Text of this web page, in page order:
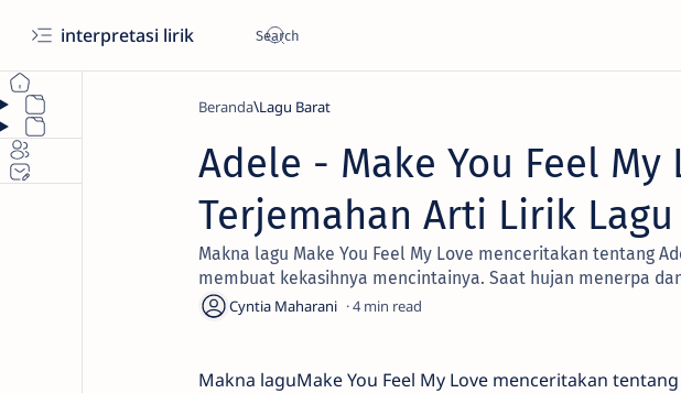
interpretasi lirik
Beranda Lagu Barat
Adele - Make You Feel My
Terjemahan Arti Lirik Lagu
Makna lagu Make You Feel My Love menceritakan tentang
membuat kekasihnya mencintainya. Saat hujan menerpa
4
Makna laguMake You Feel My Love menceritakan